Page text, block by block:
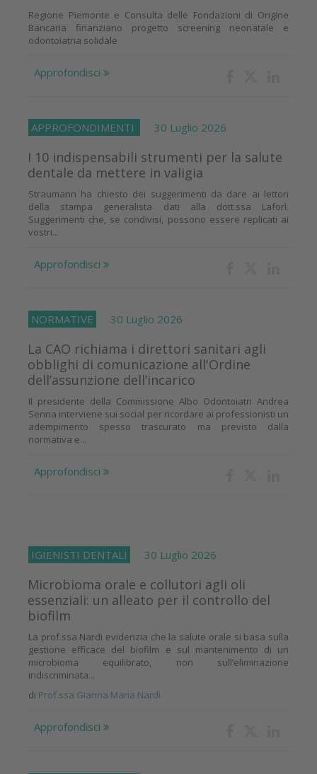
Regione Piemonte e Consulta delle Fondazioni di Origine
Bancaria finanziano progetto screening neonatale e
odontoiatria solidale
Approfondisci
APPROFONDIMENTI 30 Luglio 2026
I 10 indispensabili strumenti per la salute
dentale da mettere in valigia
Straumann ha chiesto dei suggerimenti da dare ai lettori
della stampa generalista dati alla dott.ssa Laforì.
Suggerimenti che, se condivisi, possono essere replicati ai
vostri...
Approfondisci
NORMATIVE 30 Luglio 2026
La CAO richiama i direttori sanitari agli
obblighi di comunicazione all'Ordine
dell’assunzione dell’incarico
Il presidente della Commissione Albo Odontoiatri Andrea
Senna interviene sui social per ricordare ai professionisti un
adempimento spesso trascurato ma previsto dalla
normativa e...
Approfondisci
IGIENISTI DENTALI 30 Luglio 2026
Microbioma orale e collutori agli oli
essenziali: un alleato per il controllo del
biofilm
La prof.ssa Nardi evidenzia che la salute orale si basa sulla
gestione efficace del biofilm e sul mantenimento di un
microbioma equilibrato, non sull’eliminazione
indiscriminata...
di Prof.ssa Gianna Maria Nardi
Approfondisci